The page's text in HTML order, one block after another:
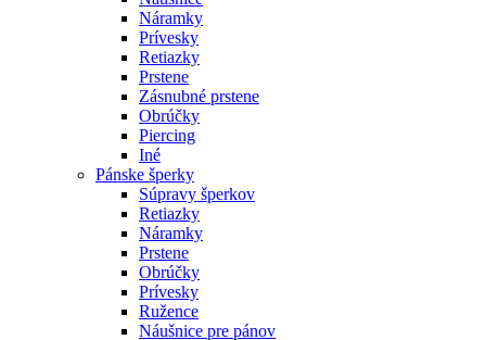
Náramky
Prívesky
Retiazky
Prstene
Zásnubné prstene
Obrúčky
Piercing
Iné
Pánske šperky
Súpravy šperkov
Retiazky
Náramky
Prstene
Obrúčky
Prívesky
Ružence
Náušnice pre pánov